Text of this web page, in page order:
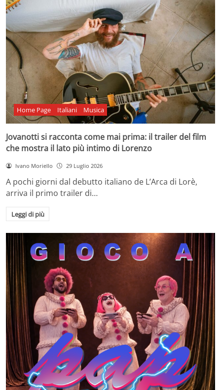
Home Page Italiani Musica
Jovanotti si racconta come mai prima: il trailer del film
che mostra il lato più intimo di Lorenzo
Ivano Moriello 29 Luglio 2026
A pochi giorni dal debutto italiano de L’Arca di Lorè,
arriva il primo trailer di…
Leggi di più